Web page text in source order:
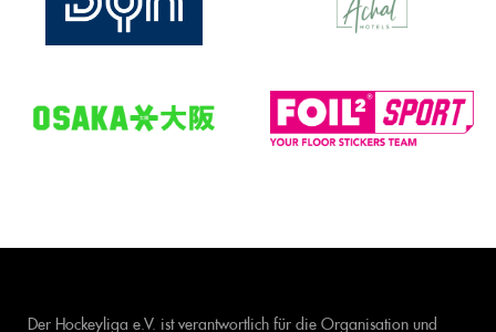
Der Hockeyliga e.V. ist verantwortlich für die Organisation und